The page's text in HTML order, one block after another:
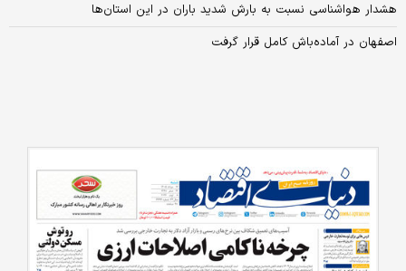
هشدار هواشناسی نسبت به بارش شدید باران در این استان‌ها
اصفهان در آماده‌باش کامل قرار گرفت